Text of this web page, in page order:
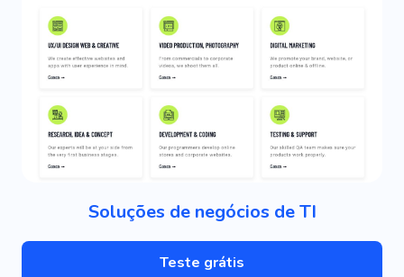
Soluções de negócios de TI
Teste grátis